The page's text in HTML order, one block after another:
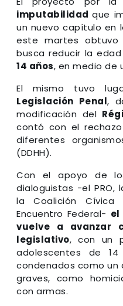
imputabilidadque
un nuevo capítulo en
este martes
busca reducir la
14 años, en medio de
El mismo tuvo
Legislación Penal,
modificación del
contó con el
diferentes
(DDHH).
Con el apoyo de
dialoguistas -el PRO,
la Coalición
Encuentro Federal- el
vuelve a avanzar
legislativo, con un
adolescentes de
condenados como
graves, como
con armas.